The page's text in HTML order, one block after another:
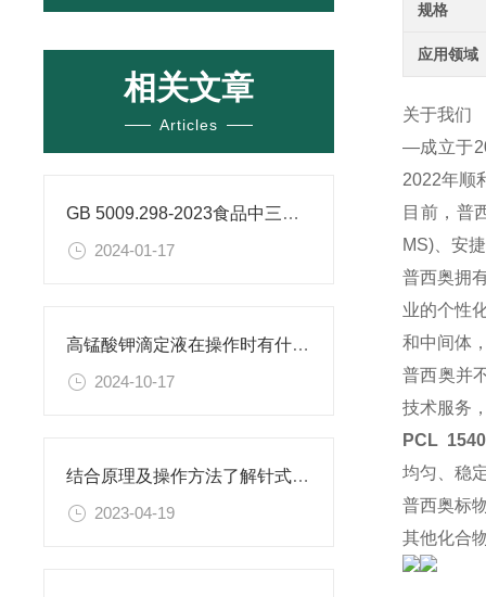
相关文章
Articles
GB 5009.298-2023食品中三氯蔗糖（蔗糖素）的测定
2024-01-17
高锰酸钾滴定液在操作时有什么要领可言呢？
2024-10-17
结合原理及操作方法了解针式过滤器
2023-04-19
规格
应用领域
关于我们
—成立于
2022年顺
目前，普
MS)、安
普西奥拥
业的个性
和中间体
普西奥并
技术服务
PCL
均匀、稳
普西奥标
其他化合